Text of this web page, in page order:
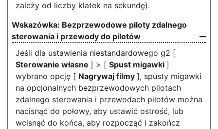
zależy od liczby klatek na sekundę).
Bezprzewodowe piloty zdalnego
sterowania i przewody do pilotów
Jeśli dla ustawienia niestandardowego g2 [
Sterowanie własne ] > [ Spust migawki ]
wybrano opcję [ Nagrywaj filmy ], spusty migawki
na opcjonalnych bezprzewodowych pilotach
zdalnego sterowania i przewodach pilotów można
nacisnąć do połowy, aby ustawić ostrość, lub
wcisnąć do końca, aby rozpocząć i zakończ